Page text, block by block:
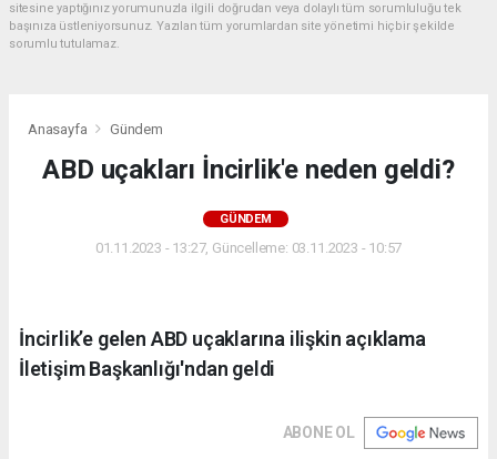
sitesine yaptığınız yorumunuzla ilgili doğrudan veya dolaylı tüm sorumluluğu tek
başınıza üstleniyorsunuz. Yazılan tüm yorumlardan site yönetimi hiçbir şekilde
sorumlu tutulamaz.
Anasayfa Gündem
ABD uçakları İncirlik'e neden geldi?
GÜNDEM
01.11.2023 - 13:27, Güncelleme: 03.11.2023 - 10:57
İncirlik’e gelen ABD uçaklarına ilişkin açıklama
İletişim Başkanlığı'ndan geldi
ABONE OL